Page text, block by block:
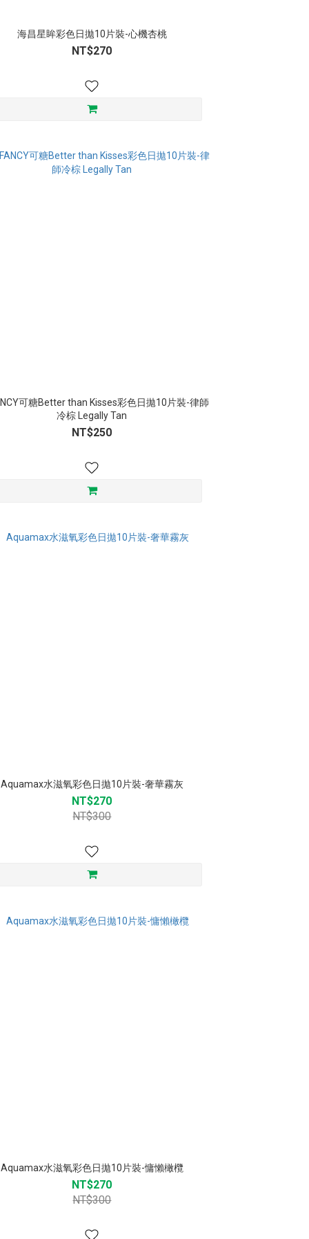
海昌星眸彩色日拋10片裝-心機杏桃
NT$270
可糖Better than Kisses彩色日拋10片裝-律師
冷棕 Legally Tan
NT$250
Aquamax水滋氧彩色日拋10片裝-奢華霧灰
NT$270
NT$300
Aquamax水滋氧彩色日拋10片裝-慵懶橄欖
NT$270
NT$300